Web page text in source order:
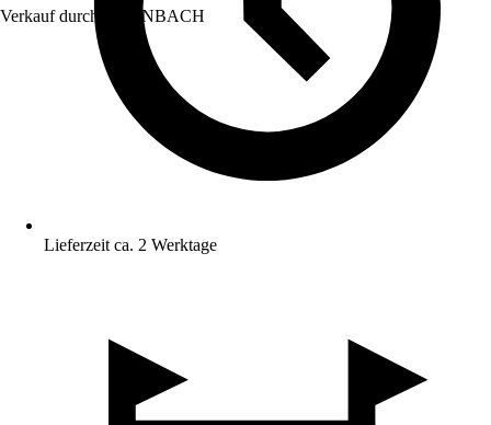
Verkauf durch: HORNBACH
Lieferzeit ca. 2 Werktage